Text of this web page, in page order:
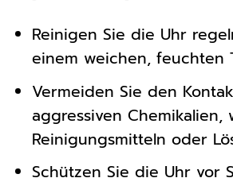
Reinigen Sie die Uhr
einem weichen, feuchten
Vermeiden Sie den
aggressiven Chemikalien,
Reinigungsmitteln oder
Schützen Sie die Uhr vor